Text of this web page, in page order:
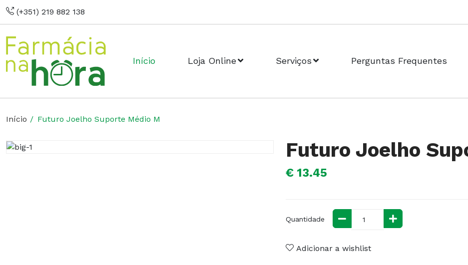
(+351) 219 882 138
Início Loja Online Serviços Perguntas Frequentes
Início Futuro Joelho Suporte Médio M
Futuro Joelho
€ 13.45
Quantidade
Adicionar a wishlist